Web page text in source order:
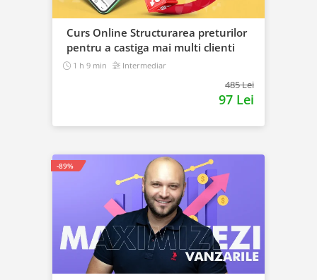
Curs Online Structurarea preturilor
pentru a castiga mai multi clienti
1 h 9 min Intermediar
485 Lei
97 Lei
-89%